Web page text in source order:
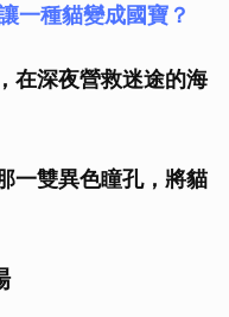
一種貓變成國寶？
在深夜營救迷途的海
一雙異色瞳孔，將貓